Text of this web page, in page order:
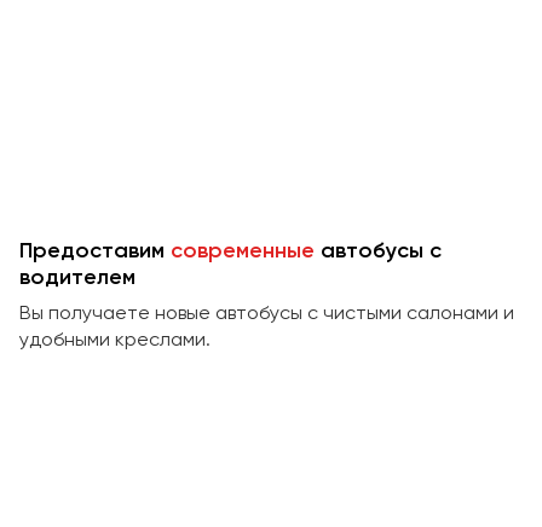
Предоставим современные автобусы с
водителем
Вы получаете новые автобусы с чистыми салонами и
удобными креслами.